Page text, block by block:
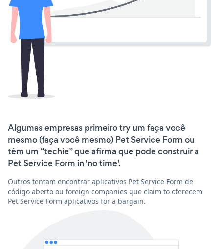
Algumas empresas primeiro try um faça você
mesmo (faça você mesmo) Pet Service Form ou
têm um “techie” que afirma que pode construir a
Pet Service Form in 'no time'.
Outros tentam encontrar aplicativos Pet Service Form de
código aberto ou foreign companies que claim to oferecem
Pet Service Form aplicativos for a bargain.